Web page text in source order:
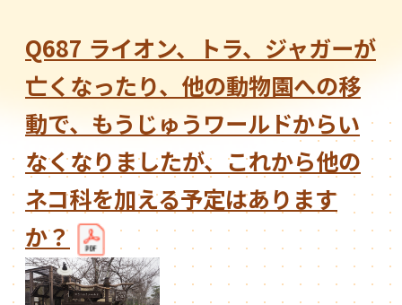
Q687 ライオン、トラ、ジャガーが
亡くなったり、他の動物園への移
動で、もうじゅうワールドからい
なくなりましたが、これから他の
ネコ科を加える予定はあります
か？